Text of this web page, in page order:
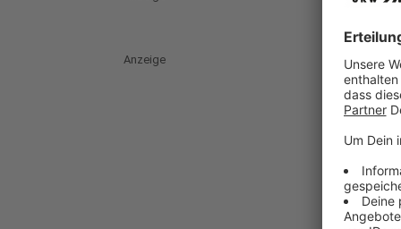
Anzeige